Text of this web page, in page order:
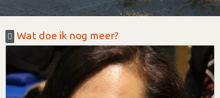
Wat doe ik nog meer?